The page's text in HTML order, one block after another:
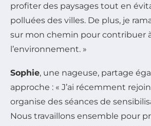
profiter des paysages tout en
polluées des villes. De plus, je
sur mon chemin pour contribuer
l’environnement. »
Sophie, une nageuse, partage
approche : « J’ai récemment
organise des séances de
Nous travaillons ensemble pour